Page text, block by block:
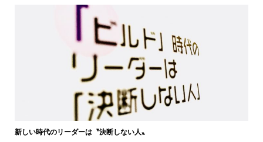
新しい時代のリーダーは〝決断しない人〟